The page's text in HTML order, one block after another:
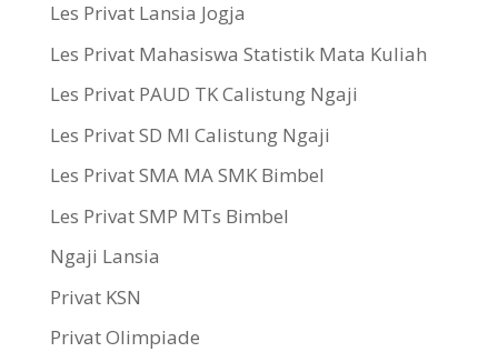
Les Privat Lansia Jogja
Les Privat Mahasiswa Statistik Mata Kuliah
Les Privat PAUD TK Calistung Ngaji
Les Privat SD MI Calistung Ngaji
Les Privat SMA MA SMK Bimbel
Les Privat SMP MTs Bimbel
Ngaji Lansia
Privat KSN
Privat Olimpiade